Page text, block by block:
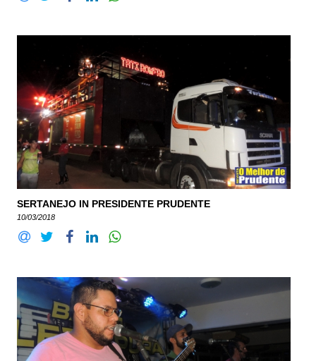
SERTANEJO IN PRESIDENTE PRUDENTE
10/03/2018